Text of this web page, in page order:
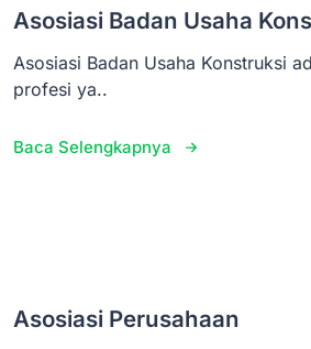
Asosiasi Badan Usaha
Asosiasi Badan Usaha Konstruksi
profesi ya..
Baca Selengkapnya
Asosiasi Perusahaan